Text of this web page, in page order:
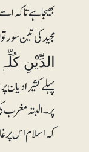
بھیجا ہے تاکہ
مجید کی تین
الدِّیْنِ کُلِّہٖ
پہلے کثیر
پر۔ البتہ
کہ اسلام اس